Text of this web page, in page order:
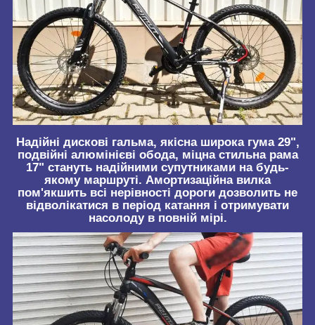
Надійні дискові гальма, якісна широка гума 29",
подвійні алюмінієві обода, міцна стильна рама
17" стануть надійними супутниками на будь-
якому маршруті. Амортизаційна вилка
пом'якшить всі нерівності дороги дозволить не
відволікатися в період катання і отримувати
насолоду в повній мірі.